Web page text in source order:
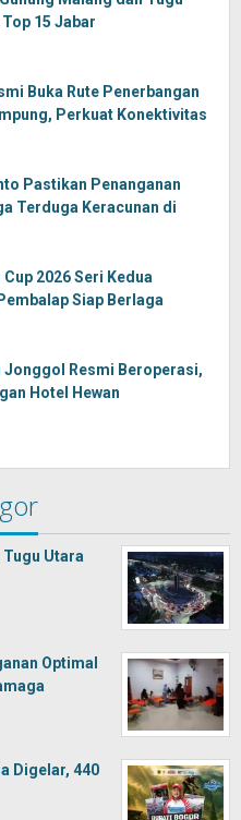
15 Jabar
Buka Rute Penerbangan
Perkuat Konektivitas
Pastikan Penanganan
Terduga Keracunan di
2026 Seri Kedua
Siap Berlaga
Jonggol Resmi Beroperasi,
Hotel Hewan
Tugu Utara
Optimal
Digelar, 440